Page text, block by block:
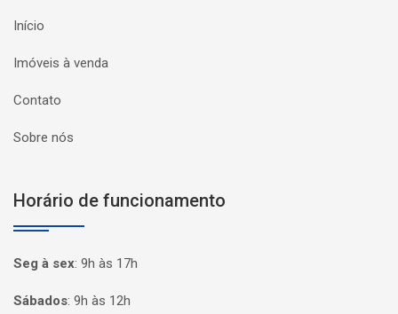
Início
Imóveis à venda
Contato
Sobre nós
Horário de funcionamento
Seg à sex: 9h às 17h
Sábados: 9h às 12h